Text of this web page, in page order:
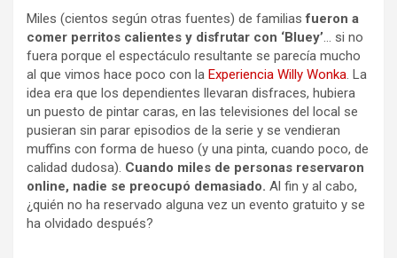
Miles (cientos según otras fuentes) de familiasfueron a
comer perritos calientes y disfrutar con ‘Bluey’… si no
fuera porque el espectáculo resultante se parecía mucho
al que vimos hace poco con la Experiencia Willy Wonka. La
idea era que los dependientes llevaran disfraces, hubiera
un puesto de pintar caras, en las televisiones del local se
pusieran sin parar episodios de la serie y se vendieran
muffins con forma de hueso (y una pinta, cuando poco, de
calidad dudosa). Cuando miles de personas reservaron
online, nadie se preocupó demasiado. Al fin y al cabo,
¿quién no ha reservado alguna vez un evento gratuito y se
ha olvidado después?